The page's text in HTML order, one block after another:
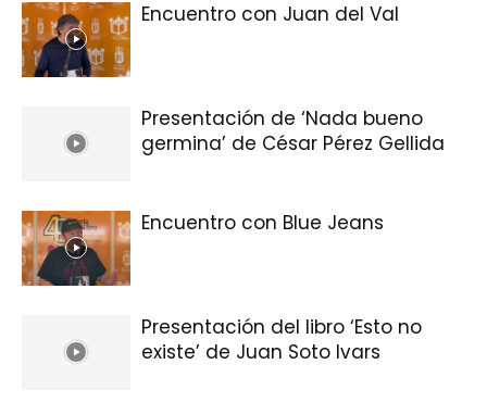
Encuentro con Juan del Val
Presentación de ‘Nada bueno
germina’ de César Pérez Gellida
Encuentro con Blue Jeans
Presentación del libro ‘Esto no
existe’ de Juan Soto Ivars